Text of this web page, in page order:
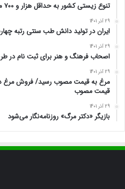
تنوع زیستی کشور به حداقل هزار و ۷۰۰ میلیارد تومان اعتبار نیاز دارد
29 آذر 1401
ایران در تولید دانش طب سنتی رتبه
29 آذر 1401
اصحاب فرهنگ و هنر برای ثبت نام در
29 آذر 1401
مرغ به قیمت مصوب رسید/ فروش مرغ در
قیمت مصوب
29 آذر 1401
بازیگر «دکتر مرگ» روزنامه‌نگار می‌شود